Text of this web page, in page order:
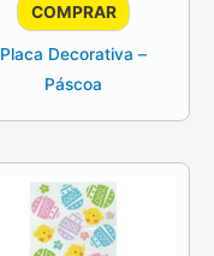
COMPRAR
Placa Decorativa –
Páscoa